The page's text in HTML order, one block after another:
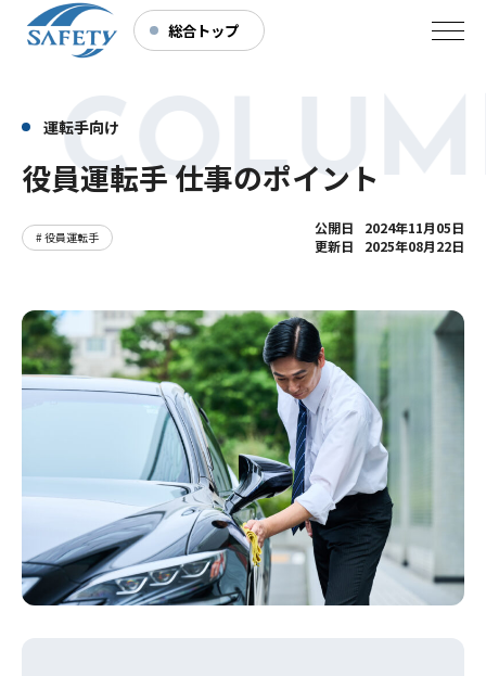
総合トップ
運転手向け
役員運転手 仕事のポイント
# 役員運転手
公開日
2024年11月05日
更新日
2025年08月22日